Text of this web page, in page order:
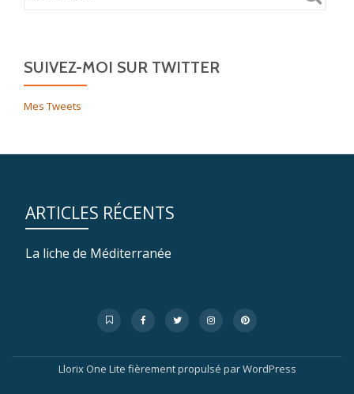
SUIVEZ-MOI SUR TWITTER
Mes Tweets
ARTICLES RÉCENTS
La liche de Méditerranée
secondaire
fa-
bookmark-
fa-
facebook
fa-
twitter
fa-
instagram
fa-
pinterest
Llorix One Lite fièrement propulsé parWordPress